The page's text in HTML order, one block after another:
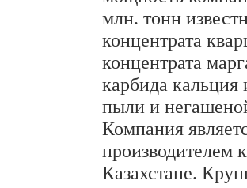
млн. тонн
концентрата
концентрата
карбида кальция
пыли и
Компания
производителем
Казахстане.